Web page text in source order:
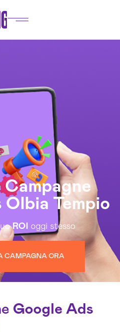
Tempio
ROI oggi stesso
CAMPAGNA ORA
Google Ads